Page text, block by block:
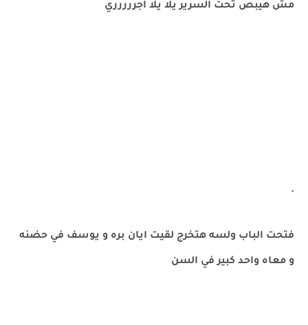
مش هيبص تحت السرير يلا يلا اجررررري
.
فتحت الباب ولسه هتخرج لقيت ايان بره و يوسف في حضنه
و معاه واحد كبير في السن